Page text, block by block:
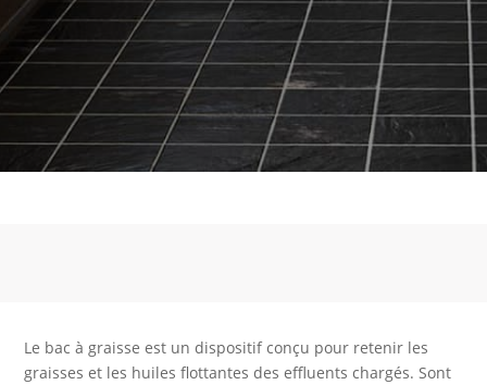
Le bac à graisse est un dispositif conçu pour retenir les
graisses et les huiles flottantes des effluents chargés. Sont